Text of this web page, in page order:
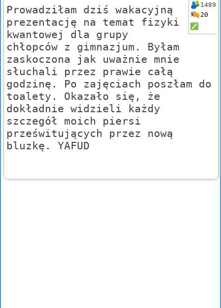
1489
20
Prowadziłam dziś wakacyjną
prezentację na temat fizyki
kwantowej dla grupy
chłopców z gimnazjum. Byłam
zaskoczona jak uważnie mnie
słuchali przez prawie całą
godzinę. Po zajęciach poszłam do
toalety. Okazało się, że
dokładnie widzieli każdy
szczegół moich piersi
prześwitujących przez nową
bluzkę. YAFUD